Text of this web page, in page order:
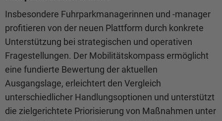
Insbesondere Fuhrparkmanagerinnen und -manager
profitieren von der neuen Plattform durch konkrete
Unterstützung bei strategischen und operativen
Fragestellungen. Der Mobilitätskompass ermöglicht
eine fundierte Bewertung der aktuellen
Ausgangslage, erleichtert den Vergleich
unterschiedlicher Handlungsoptionen und unterstützt
die zielgerichtete Priorisierung von Maßnahmen unter